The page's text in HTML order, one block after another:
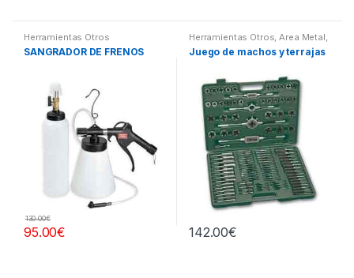
Herramientas Otros
SANGRADOR DE FRENOS
95.00€
130.00€
Herramientas Otros,Area Metal,
Roscas, Herramientas ,
Maletines Herramientas,
Juego de machos y terrajas
142.00€